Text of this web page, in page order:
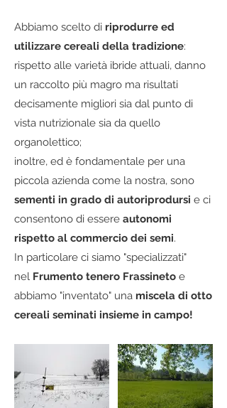
Abbiamo scelto di riprodurre ed
utilizzare cereali della tradizione:
rispetto alle varietà ibride attuali, danno
un raccolto più magro ma risultati
decisamente migliori sia dal punto di
vista nutrizionale sia da quello
organolettico;
inoltre, ed è fondamentale per una
piccola azienda come la nostra, sono
sementi in grado di autoriprodursi e ci
consentono di essere autonomi
rispetto al commercio dei semi.
In particolare ci siamo "specializzati"
nel Frumento tenero Frassineto e
abbiamo "inventato" una miscela di otto
cereali seminati insieme in campo!